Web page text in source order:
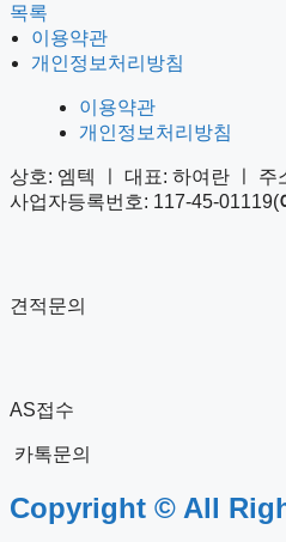
목록
이용약관
개인정보처리방침
이용약관
개인정보처리방침
상호: 엠텍 ㅣ 대표: 하여란 ㅣ
사업자등록번호: 117-45-01119(
견적문의
AS접수
카톡문의
Copyright © All